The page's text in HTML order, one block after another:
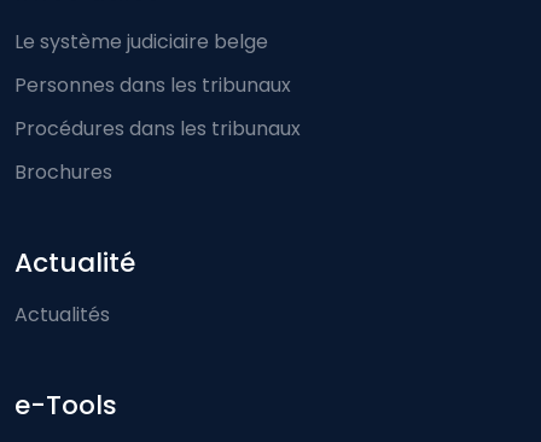
Le système judiciaire belge
Personnes dans les tribunaux
Procédures dans les tribunaux
Brochures
Actualité
Actualités
e-Tools